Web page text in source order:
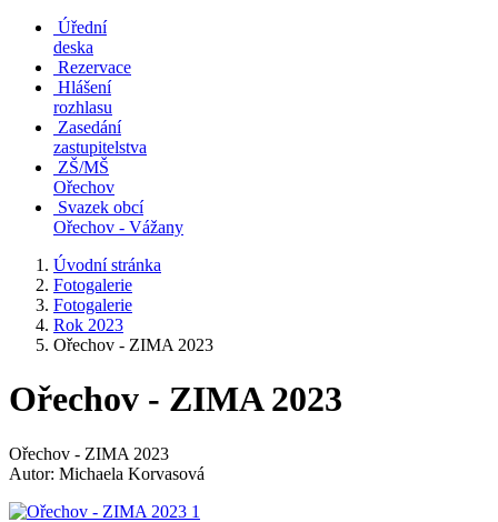
Úřední
deska
Rezervace
Hlášení
rozhlasu
Zasedání
zastupitelstva
ZŠ/MŠ
Ořechov
Svazek obcí
Ořechov - Vážany
Úvodní stránka
Fotogalerie
Fotogalerie
Rok 2023
Ořechov - ZIMA 2023
Ořechov - ZIMA 2023
Ořechov - ZIMA 2023
Autor: Michaela Korvasová